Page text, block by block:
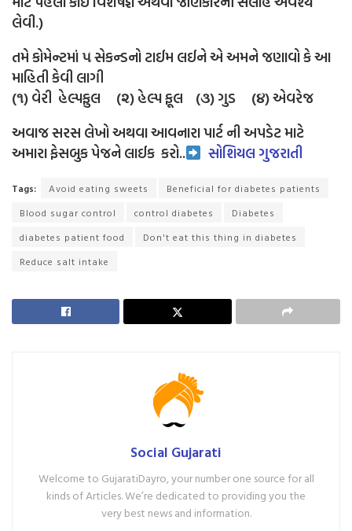
લેવી.)
તમે કોમેન્ટમાં ૫ સેકન્ડનો ટાઈમ લઈને એ અમને જણાવો કે આ
માહિતી કેવી લાગી
(૧) વેરી હેલ્પફુલ (૨) હેલ્પ ફૂલ (૩) ગુડ (૪) એવરેજ
અવાજ સરસ લેખો અથવા આવનારા પાર્ટ ની અપડેટ માટે
અમારા ફેસબુક પેજને લાઈક કરો.. સોશિયલ ગુજરાતી
Tags: Avoid eating sweets
Beneficial for diabetes patients
Blood sugar control
control diabetes
Diabetes
diabetes patient food
Don't eat this thing in diabetes
Reduce salt intake
Social Gujarati
Welcome to GujaratiDayro, your number one source for all
kinds of Articles. We’re dedicated to providing you the
very best news and information.